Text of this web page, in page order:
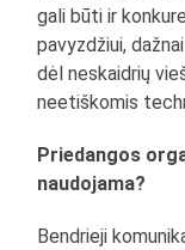
gali būti ir
pavyzdžiui,
dėl neskaidrių
neetiškomis
Priedangos
naudojama?
Bendrieji